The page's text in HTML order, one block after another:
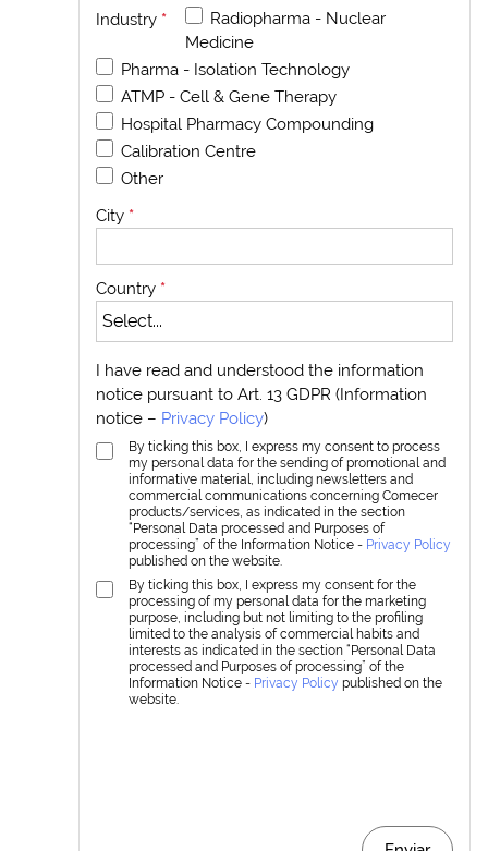
Industry *
Radiopharma - Nuclear
Medicine
Pharma - Isolation Technology
ATMP - Cell & Gene Therapy
Hospital Pharmacy Compounding
Calibration Centre
Other
City *
Country *
I have read and understood the information
notice pursuant to Art. 13 GDPR (Information
notice – Privacy Policy)
By ticking this box, I express my consent to process
my personal data for the sending of promotional and
informative material, including newsletters and
commercial communications concerning Comecer
products/services, as indicated in the section
“Personal Data processed and Purposes of
processing” of the Information Notice - Privacy Policy
published on the website.
By ticking this box, I express my consent for the
processing of my personal data for the marketing
purpose, including but not limiting to the profiling
limited to the analysis of commercial habits and
interests as indicated in the section “Personal Data
processed and Purposes of processing” of the
Information Notice - Privacy Policy published on the
website.